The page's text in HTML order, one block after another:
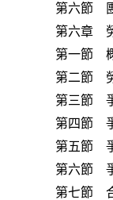
第六節
第六章
第一節
第二節
第三節
第四節
第五節
第六節
第七節